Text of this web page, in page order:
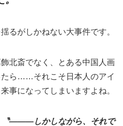
るがしかねない大事件です。
北斎でなく、とある中国人画
たら……それこそ日本人のアイ
事になってしまいますよね。
〝———しかしながら、それで